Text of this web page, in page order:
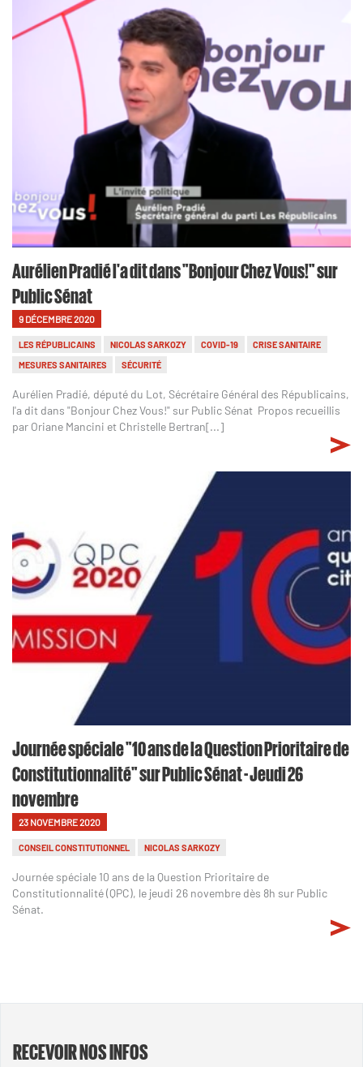
Aurélien Pradié l'a dit dans "Bonjour Chez Vous!" sur
Public Sénat
9 DÉCEMBRE 2020
LES RÉPUBLICAINS NICOLAS SARKOZY COVID-19
CRISE SANITAIRE
MESURES SANITAIRES
SÉCURITÉ
Aurélien Pradié, député du Lot, Sécrétaire Général des Républicains,
l'a dit dans "Bonjour Chez Vous!" sur Public Sénat Propos recueillis
par Oriane Mancini et Christelle Bertran[...]
Journée spéciale "10 ans de la Question Prioritaire de
Constitutionnalité" sur Public Sénat - Jeudi 26
novembre
23 NOVEMBRE 2020
CONSEIL CONSTITUTIONNEL NICOLAS SARKOZY
Journée spéciale 10 ans de la Question Prioritaire de
Constitutionnalité (QPC), le jeudi 26 novembre dès 8h sur Public
Sénat.
RECEVOIR NOS INFOS